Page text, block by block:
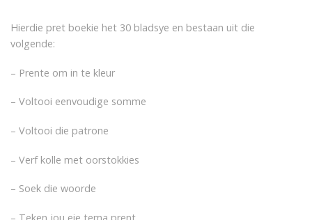
Hierdie pret boekie het 30 bladsye en bestaan uit die
volgende:
– Prente om in te kleur
– Voltooi eenvoudige somme
– Voltooi die patrone
– Verf kolle met oorstokkies
– Soek die woorde